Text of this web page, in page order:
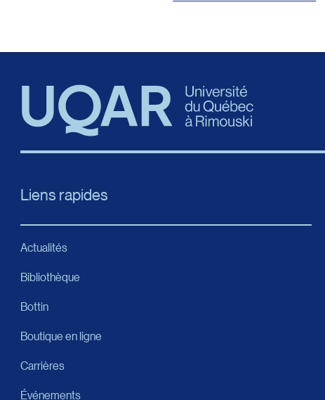
Liens rapides
Actualités
Bibliothèque
Bottin
Boutique en ligne
Carrières
Événements